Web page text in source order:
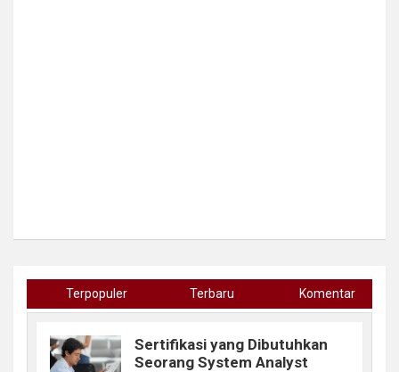
Terpopuler Terbaru Komentar
Sertifikasi yang Dibutuhkan
Seorang System Analyst